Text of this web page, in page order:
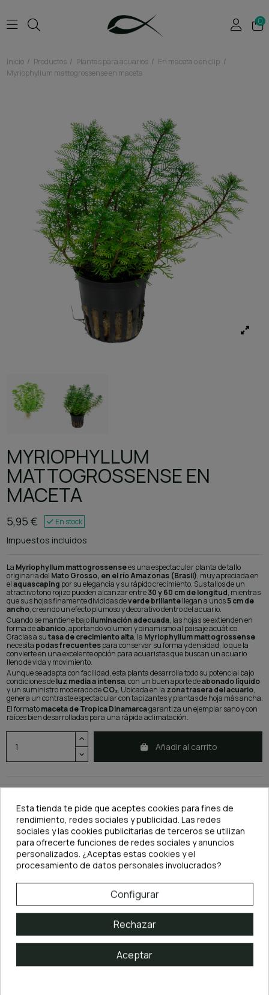
0
Inicio Productos Plantas para acuarios
En maceta o en clip
Myriophyllum mattogrossense en maceta
MYRIOPHYLLUM
MATTOGROSSENSE EN
MACETA
5,95 € En stock
Impuestos incluidos
La Myriophyllum mattogrossensees una espectacular planta de tallo
originaria del Mato Grosso, en el río Amazonas (Brasil), muy apreciada en
elaquascaping por su elegancia y su rápido crecimiento. Sus tallos de un
atractivo tono rojizo pueden alcanzar entre30 y 60 cm de longitud, mientras
que sus hojas finamente divididas deverde brillantellegan a unos5 cm de
ancho, creando un efecto plumoso y decorativo dentro del acuario.
Cuando se mantiene bajoiluminación adecuada, las hojas se extienden en
forma deabanico, aportando volumen y dinamismo al paisaje acuático.
Gracias a sutasa de crecimiento alta, la Myriophyllum mattogrossense
necesita podas frecuentespara conservar su forma y densidad, lo que la
convierte en una excelente opción para acuaristas que buscan un acuario
lleno de vida y movimiento.
Aunque se adapta con facilidad, esta planta desarrolla todo su potencial bajo
condiciones deluz media a intensa, con un buen aporte deabonado líquido
y un suministro moderado deCO₂. Ubicada en la zona trasera del acuario,
genera un contraste espectacular con tapizantes y plantas de hoja más ancha.
El formatomaceta de Tropica Dinamarcagarantiza un ejemplar sano y con
raíces bien desarrolladas para una rápida aclimatación.
Añadir al carrito
DESCRIPCIÓN
Características principales:
·
Origen: Sudamérica (Brasil, río Amazonas)
·
Altura: 30 – 60 cm
·
Tasa de crecimiento: Alta
Esta tienda te pide que aceptes cookies para fines de
rendimiento, redes sociales y publicidad. Las redes
sociales y las cookies publicitarias de terceros se utilizan
para ofrecerte funciones de redes sociales y anuncios
personalizados. ¿Aceptas estas cookies y el
procesamiento de datos personales involucrados?
Configurar
Rechazar
Aceptar